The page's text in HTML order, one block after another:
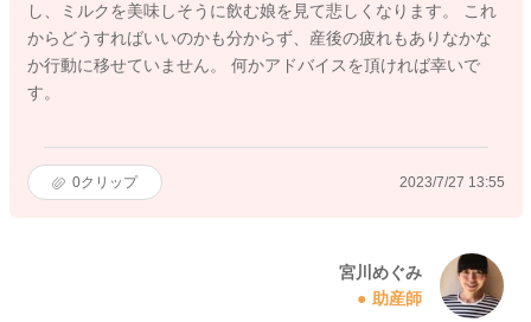
し、ミルクを美味しそうに飲む娘を見て悲しくなります。 これ
からどうすればいいのかも分からず、産後の疲れもありなかな
か行動に移せていません。 何かアドバイスを頂ければ幸いで
す。
0クリップ 2023/7/27 13:55
宮川めぐみ
助産師